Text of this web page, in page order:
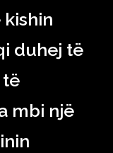
duhej të
mbi një